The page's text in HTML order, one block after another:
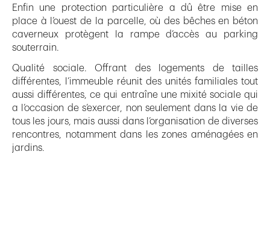
Enfin une protection particulière a dû être mise en
place à l’ouest de la parcelle, où des bêches en béton
caverneux protègent la rampe d’accès au parking
souterrain.
Qualité sociale. Offrant des logements de tailles
différentes, l’immeuble réunit des unités familiales tout
aussi différentes, ce qui entraîne une mixité sociale qui
a l’occasion de s’exercer, non seulement dans la vie de
tous les jours, mais aussi dans l’organisation de diverses
rencontres, notamment dans les zones aménagées en
jardins.